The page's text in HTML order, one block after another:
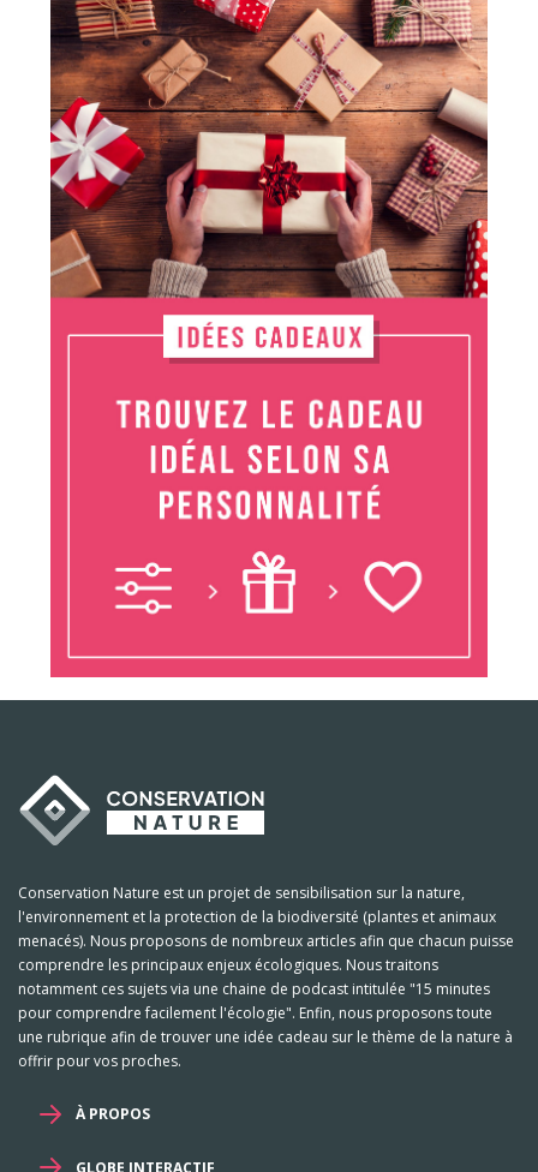
Conservation Nature est un projet de sensibilisation sur la nature,
l'environnement et la protection de la biodiversité (plantes et animaux
menacés). Nous proposons de nombreux articles afin que chacun puisse
comprendre les principaux enjeux écologiques. Nous traitons
notamment ces sujets via une chaine de podcast intitulée "15 minutes
pour comprendre facilement l'écologie". Enfin, nous proposons toute
une rubrique afin de trouver une idée cadeau sur le thème de la nature à
offrir pour vos proches.
À PROPOS